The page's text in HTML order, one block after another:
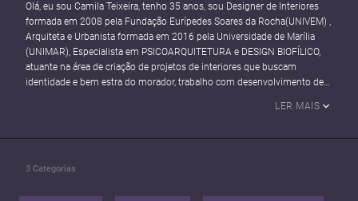
Olá, eu sou Camila Teixeira, tenho 35 anos, sou Designer de Interiores
formada em 2008 pela Fundação Eurípedes Soares da Rocha(UNIVEM) ,
Arquiteta e Urbanista formada em 2016 pela Universidade de Marília
(UNIMAR), Especialista em PSICOARQUITETURA e DESIGN BIOFÍLICO,
atuante na área de criação de projetos de interiores que buscam
identidade e bem estra do morador, trabalho com desenvolvimento de
todo território nacional desde 2017, com abordagens do design
LER MAIS
3 Categorias